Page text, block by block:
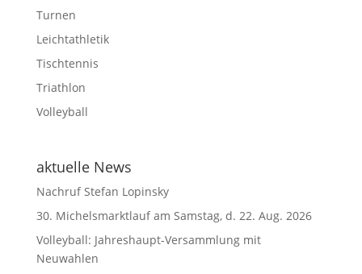
Turnen
Leichtathletik
Tischtennis
Triathlon
Volleyball
aktuelle News
Nachruf Stefan Lopinsky
30. Michelsmarktlauf am Samstag, d. 22. Aug. 2026
Volleyball: Jahreshaupt-Versammlung mit
Neuwahlen